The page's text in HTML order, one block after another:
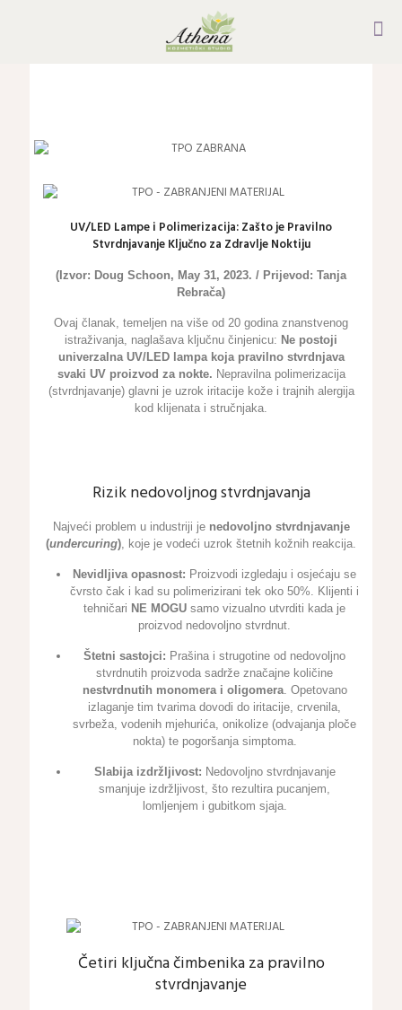
UV/LED Lampe i Polimerizacija: Zašto je Pravilno
Stvrdnjavanje Ključno za Zdravlje Noktiju
(Izvor: Doug Schoon, May 31, 2023. / Prijevod: Tanja
Rebrača)
Ovaj članak, temeljen na više od 20 godina znanstvenog
istraživanja, naglašava ključnu činjenicu: Ne postoji
univerzalna UV/LED lampa koja pravilno stvrdnjava
svaki UV proizvod za nokte. Nepravilna polimerizacija
(stvrdnjavanje) glavni je uzrok iritacije kože i trajnih alergija
kod klijenata i stručnjaka.
Rizik nedovoljnog stvrdnjavanja
Najveći problem u industriji je nedovoljno stvrdnjavanje
(undercuring), koje je vodeći uzrok štetnih kožnih reakcija.
Nevidljiva opasnost: Proizvodi izgledaju i osjećaju se
čvrsto čak i kad su polimerizirani tek oko 50%. Klijenti i
tehničari NE MOGU samo vizualno utvrditi kada je
proizvod nedovoljno stvrdnut.
Štetni sastojci: Prašina i strugotine od nedovoljno
stvrdnutih proizvoda sadrže značajne količine
nestvrdnutih monomera i oligomera. Opetovano
izlaganje tim tvarima dovodi do iritacije, crvenila,
svrbeža, vodenih mjehurića, onikolize (odvajanja ploče
nokta) te pogoršanja simptoma.
Slabija izdržljivost: Nedovoljno stvrdnjavanje
smanjuje izdržljivost, što rezultira pucanjem,
lomljenjem i gubitkom sjaja.
Četiri ključna čimbenika za pravilno
stvrdnjavanje